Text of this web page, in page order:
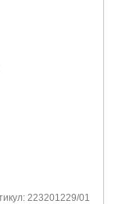
223201229/01